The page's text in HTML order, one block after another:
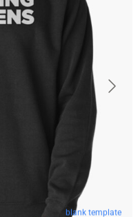
blank template